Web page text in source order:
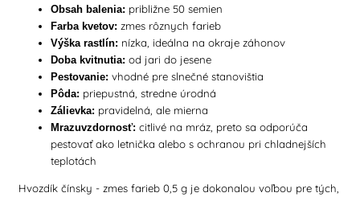
Obsah balenia: približne 50 semien
Farba kvetov: zmes rôznych farieb
Výška rastlín: nízka, ideálna na okraje záhonov
Doba kvitnutia: od jari do jesene
Pestovanie: vhodné pre slnečné stanovištia
Pôda: priepustná, stredne úrodná
Zálievka: pravidelná, ale mierna
Mrazuvzdornosť: citlivé na mráz, preto sa odporúča
pestovať ako letnička alebo s ochranou pri chladnejších
teplotách
Hvozdík čínsky - zmes farieb 0,5 g je dokonalou voľbou pre tých,